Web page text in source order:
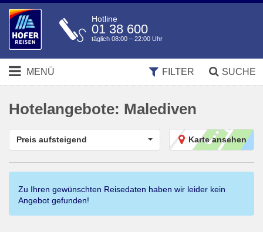
Hotline
01 38 600
täglich 08:00 – 22:00 Uhr
MENÜ SUCHE
FILTER
Hotelangebote: Malediven
Karte ansehen
Preis aufsteigend
Zu Ihren gewünschten Reisedaten haben wir leider kein
Angebot gefunden!